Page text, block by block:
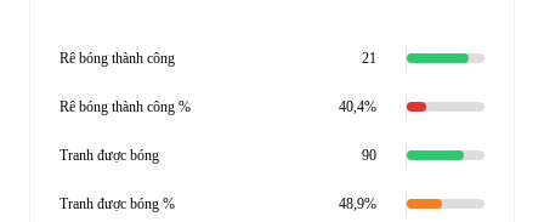
Rê bóng thành công 21
Rê bóng thành công % 40,4%
Tranh được bóng 90
Tranh được bóng % 48,9%